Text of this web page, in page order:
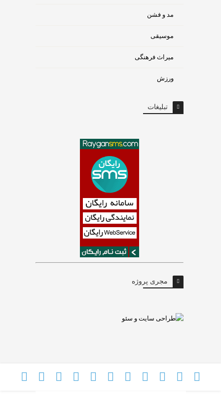
مد و فشن
موسیقی
میراث فرهنگی
ورزش
تبلیغات
مجری پروژه